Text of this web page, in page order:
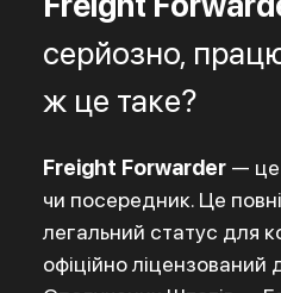
серйозно,
ж це таке?
Freight Forwarder — це
чи посередник. Це
легальний статус для
офіційно